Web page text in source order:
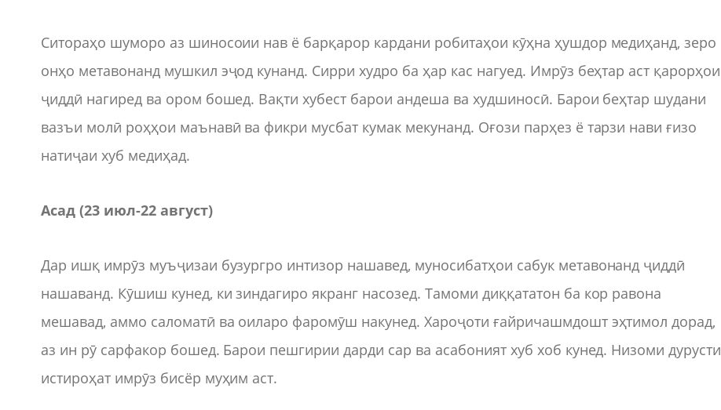
Ситораҳо шуморо аз шиносоии нав ё барқарор кардани робитаҳои кӯҳна ҳушдор медиҳанд, зеро
онҳо метавонанд мушкил эҷод кунанд. Сирри худро ба ҳар кас нагуед. Имрӯз беҳтар аст қарорҳои
ҷиддӣ нагиред ва ором бошед. Вақти хубест барои андеша ва худшиносӣ. Барои беҳтар шудани
вазъи молӣ роҳҳои маънавӣ ва фикри мусбат кумак мекунанд. Оғози парҳез ё тарзи нави ғизо
натиҷаи хуб медиҳад.
Асад (23 июл-22 август)
Дар ишқ имрӯз муъҷизаи бузургро интизор нашавед, муносибатҳои сабук метавонанд ҷиддӣ
нашаванд. Кӯшиш кунед, ки зиндагиро якранг насозед. Тамоми диққататон ба кор равона
мешавад, аммо саломатӣ ва оиларо фаромӯш накунед. Хароҷоти ғайричашмдошт эҳтимол дорад,
аз ин рӯ сарфакор бошед. Барои пешгирии дарди сар ва асабоният хуб хоб кунед. Низоми дурусти
истироҳат имрӯз бисёр муҳим аст.